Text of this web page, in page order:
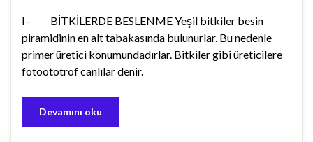
I- BİTKİLERDE BESLENME Yeşil bitkiler besin
piramidinin en alt tabakasında bulunurlar. Bu nedenle
primer üretici konumundadırlar. Bitkiler gibi üreticilere
fotoototrof canlılar denir.
Devamını oku